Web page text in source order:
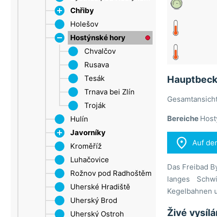
Děčín
Erzgebirge (ULK)
Šluknovský výběžek
Aussig
Saaz
Chřiby
Roštín
Holešov
Hostýnské hory
Chvalčov
Rusava
Tesák
Trnava bei Zlín
Troják
Hulín
Javorníky
Groß Karlowitz
Kroměříž
Luhačovice
Rožnov pod Radhoštěm
Uherské Hradiště
Uherský Brod
Uherský Ostroh
Bereiche
 Auf
Das Freibad
langes
Kegelbahnen
Živé